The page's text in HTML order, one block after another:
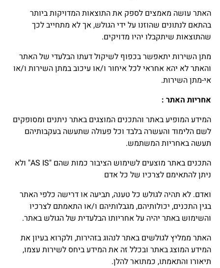
האתר עושה מאמצים לספק את התוצאות המדויקות ביותר
בהתאם לנתונים שהוזנו על ידי הגולש, אך לא מתחייב לכך
שהתוצאות שיתקבלו יהיו מדויקים.
מתן השירות יתאפשר בכפוף לשיקול דעתו הבלעדי של האתר
והאתר לא יהא אחראי לכל איחור ו/או עיכוב במתן השירות ו/או
אי-מתן השירות.
אחריות האתר :
המידע המופיע באתר והתכנים המוצגים באתר ניתנים ומסופקים
לשם הלימוד והעשרה בלבד וכל פעולה שתעשה בעקבותיהם
תעשה באחריות המשתמש.
התכנים באתר מוצעים לשימוש הציבור כמות שהם "AS IS" ולא
ניתן להתאימם לצרכיו של כל אדם
ואדם. לא תהיה לגולש כל טענה, תביעה או דרישה כלפי האתר
בגין התכנים, יכולותיהם, מגבלותיהם ו/או התאמתם לצרכיו
והשימוש באתר יהיה על אחריותו הבלעדית של הגולש באתר.
האתר ממליץ לגולשים באתר לנהוג בזהירות, ולקרוא בעיון את
המידע המוצג באתר ובכלל זה את המידע ביחס לשירות עצמו,
תיאורו והתאמתו, כמתואר להלן.